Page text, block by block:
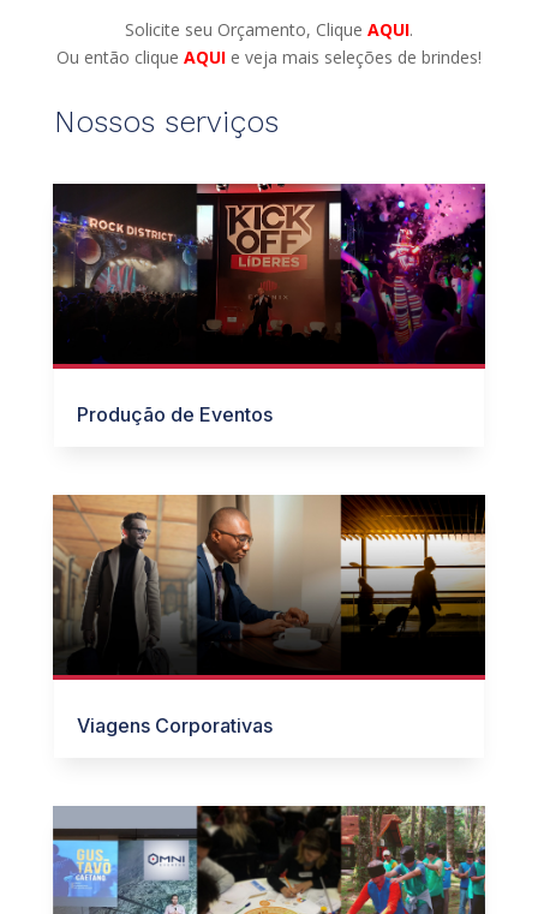
Solicite seu Orçamento, Clique AQUI.
Ou então clique AQUI e veja mais seleções de brindes!
Nossos serviços
Produção de Eventos
Viagens Corporativas